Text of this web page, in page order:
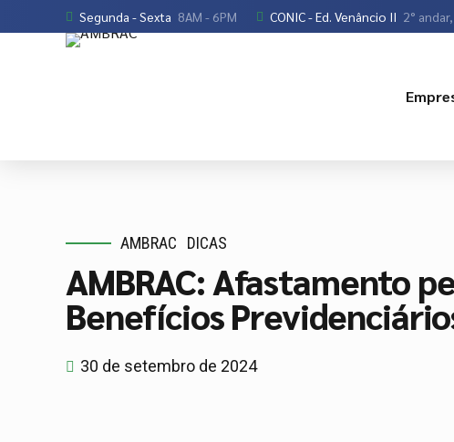
Segunda - Sexta 8AM - 6PM CONIC - Ed. Venâncio II 2°
AMBRAC DICAS
AMBRAC: Afastamento
Benefícios
30 de setembro de 2024